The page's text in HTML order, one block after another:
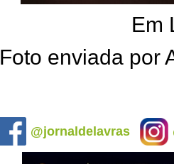
Em
Foto enviada por
@jornaldelavras